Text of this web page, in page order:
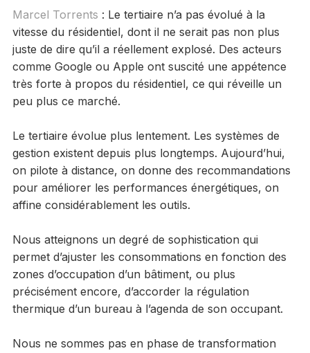
Marcel Torrents : Le tertiaire n’a pas évolué à la
vitesse du résidentiel, dont il ne serait pas non plus
juste de dire qu’il a réellement explosé. Des acteurs
comme Google ou Apple ont suscité une appétence
très forte à propos du résidentiel, ce qui réveille un
peu plus ce marché.
Le tertiaire évolue plus lentement. Les systèmes de
gestion existent depuis plus longtemps. Aujourd’hui,
on pilote à distance, on donne des recommandations
pour améliorer les performances énergétiques, on
affine considérablement les outils.
Nous atteignons un degré de sophistication qui
permet d’ajuster les consommations en fonction des
zones d’occupation d’un bâtiment, ou plus
précisément encore, d’accorder la régulation
thermique d’un bureau à l’agenda de son occupant.
Nous ne sommes pas en phase de transformation